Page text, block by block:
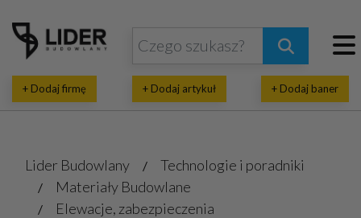
+ Dodaj firmę + Dodaj artykuł + Dodaj baner
Lider Budowlany
Technologie i poradniki
Materiały Budowlane
Elewacje, zabezpieczenia